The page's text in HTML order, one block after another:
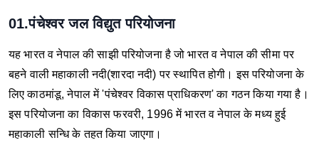
01.पंचेश्वर जल विद्युत परियोजना
यह भारत व नेपाल की साझी परियोजना है जो भारत व नेपाल की सीमा पर
बहने वाली महाकाली नदी(शारदा नदी) पर स्थापित होगी। इस परियोजना के
लिए काठमांडू, नेपाल में 'पंचेश्वर विकास प्राधिकरण' का गठन किया गया है।
इस परियोजना का विकास फरवरी, 1996 में भारत व नेपाल के मध्य हुई
महाकाली सन्धि के तहत किया जाएगा।